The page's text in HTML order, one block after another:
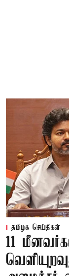
தமிழக செய்திகள்
11